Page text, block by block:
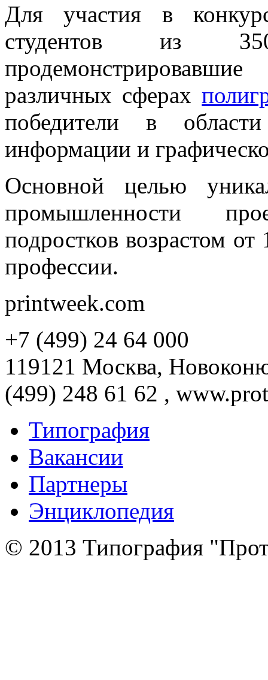
Для участия в
студентов из
различных сферах
победители в
информации и
Основной целью
промышленности
подростков возрастом
профессии.
printweek.com
+7 (499) 24 64 000
119121 Москва,
(499) 248 61 62 ,
Типография
Вакансии
Партнеры
Энциклопедия
© 2013 Типография